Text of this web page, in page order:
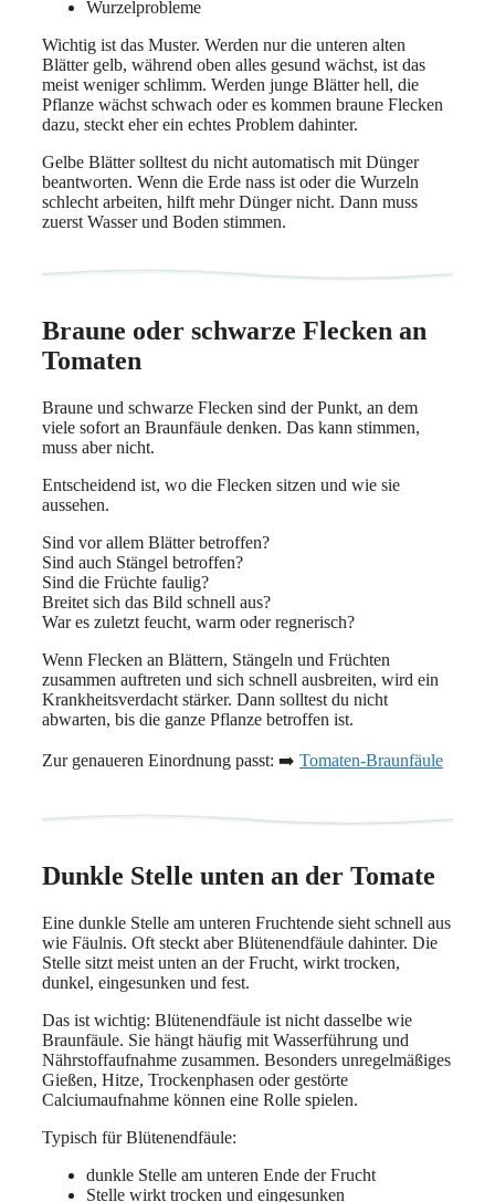
Wurzelprobleme
Wichtig ist das Muster. Werden nur die unteren alten
Blätter gelb, während oben alles gesund wächst, ist das
meist weniger schlimm. Werden junge Blätter hell, die
Pflanze wächst schwach oder es kommen braune Flecken
dazu, steckt eher ein echtes Problem dahinter.
Gelbe Blätter solltest du nicht automatisch mit Dünger
beantworten. Wenn die Erde nass ist oder die Wurzeln
schlecht arbeiten, hilft mehr Dünger nicht. Dann muss
zuerst Wasser und Boden stimmen.
Braune oder schwarze Flecken an
Tomaten
Braune und schwarze Flecken sind der Punkt, an dem
viele sofort an Braunfäule denken. Das kann stimmen,
muss aber nicht.
Entscheidend ist, wo die Flecken sitzen und wie sie
aussehen.
Sind vor allem Blätter betroffen?
Sind auch Stängel betroffen?
Sind die Früchte faulig?
Breitet sich das Bild schnell aus?
War es zuletzt feucht, warm oder regnerisch?
Wenn Flecken an Blättern, Stängeln und Früchten
zusammen auftreten und sich schnell ausbreiten, wird ein
Krankheitsverdacht stärker. Dann solltest du nicht
abwarten, bis die ganze Pflanze betroffen ist.
Zur genaueren Einordnung passt: ➡️ Tomaten-Braunfäule
Dunkle Stelle unten an der Tomate
Eine dunkle Stelle am unteren Fruchtende sieht schnell aus
wie Fäulnis. Oft steckt aber Blütenendfäule dahinter. Die
Stelle sitzt meist unten an der Frucht, wirkt trocken,
dunkel, eingesunken und fest.
Das ist wichtig: Blütenendfäule ist nicht dasselbe wie
Braunfäule. Sie hängt häufig mit Wasserführung und
Nährstoffaufnahme zusammen. Besonders unregelmäßiges
Gießen, Hitze, Trockenphasen oder gestörte
Calciumaufnahme können eine Rolle spielen.
Typisch für Blütenendfäule:
dunkle Stelle am unteren Ende der Frucht
Stelle wirkt trocken und eingesunken